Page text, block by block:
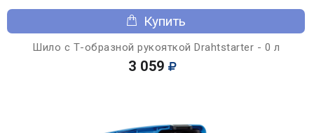
Купить
Шило с Т-образной рукояткой Drahtstarter - 0 л
3 059